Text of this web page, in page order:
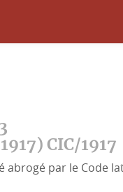
CIC/1917
abrogé par le Code